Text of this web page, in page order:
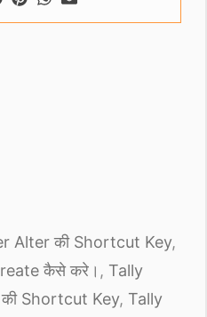
Alter की Shortcut Key,
कैसे करे। , Tally
Shortcut Key, Tally